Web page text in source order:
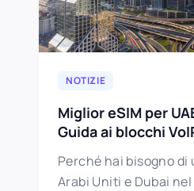
NOTIZIE
Miglior eSIM per
Guida ai blocchi
Perché hai bisogno di
Arabi Uniti e Dubai